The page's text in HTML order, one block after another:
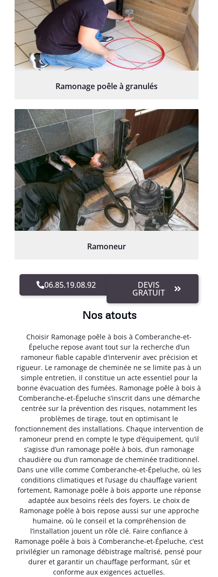
Ramonage poêle à granulés
Ramoneur
06.85.19.08.92 DEVIS
GRATUIT
Nos atouts
Choisir Ramonage poêle à bois à Comberanche-et-
Épeluche repose avant tout sur la recherche d’un
ramoneur fiable capable d’intervenir avec précision et
rigueur. Le ramonage de cheminée ne se limite pas à un
simple entretien, il constitue un acte essentiel pour la
bonne évacuation des fumées. Ramonage poêle à bois à
Comberanche-et-Épeluche s’inscrit dans une démarche
centrée sur la prévention des risques, notamment les
problèmes de tirage, tout en optimisant le
fonctionnement des installations. Chaque intervention de
ramoneur prend en compte le type d’équipement, qu’il
s’agisse d’un ramonage poêle à bois, d’un ramonage
chaudière ou d’un ramonage de cheminée traditionnel.
Dans une ville comme Comberanche-et-Épeluche, où les
conditions climatiques et l’usage du chauffage varient
fortement, Ramonage poêle à bois apporte une réponse
adaptée aux besoins réels des foyers. Le choix de
Ramonage poêle à bois repose aussi sur une approche
humaine, où le conseil et la compréhension de
l’installation jouent un rôle clé. Faire confiance à
Ramonage poêle à bois à Comberanche-et-Épeluche, c’est
privilégier un ramonage débistrage maîtrisé, pensé pour
durer et garantir un chauffage performant, sûr et
conforme aux exigences actuelles.